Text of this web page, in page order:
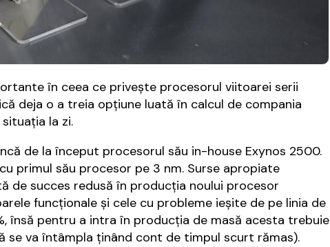
în ceea ce priveşte procesorul viitoarei serii
deja o a treia opţiune luată în calcul de compania
la zi.
de la început procesorul său in-house Exynos 2500.
primul său procesor pe 3 nm. Surse apropiate
de succes redusă în producţia noului procesor
funcţionale şi cele cu probleme ieşite de pe linia de
însă pentru a intra în producţia de masă acesta trebuie
se va întâmpla ţinând cont de timpul scurt rămas).